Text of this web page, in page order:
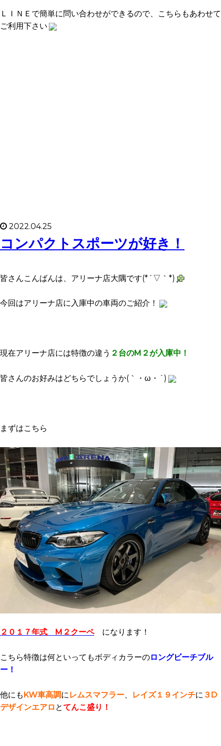
ＬＩＮＥで簡単に問い合わせができるので、こちらもあわせて
ご利用下さい
2022.04.25
コンパクトスポーツが好き！
皆さんこんばんは、アリーナ店大隅です(*´▽｀*)
今回はアリーナ店に入庫中の車両のご紹介！
現在アリーナ店には特徴の違う ２台のM２が入庫中！
皆さんのお好みはどちらでしょうか(｀・ω・´)
まずはこちら
２０１７年式 M２クーペになります！
こちら特徴は何といってもボディカラーのロングビーチブル
ー！
他にもKW車高調に レムスマフラー レイズ１９インチに ３D
デザインエアロ とてんこ盛り！